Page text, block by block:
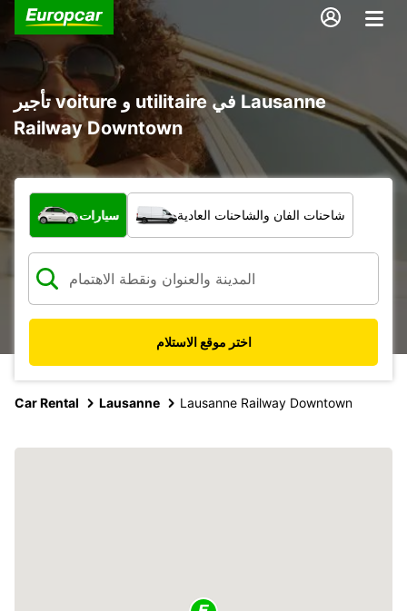
تأجير voiture و utilitaire في Lausanne
Railway Downtown
ما نوع المركبة؟
سيارات شاحنات الفان والشاحنات العادية
اختر موقع الاستلام
Car Rental Lausanne Lausanne Railway Downtown